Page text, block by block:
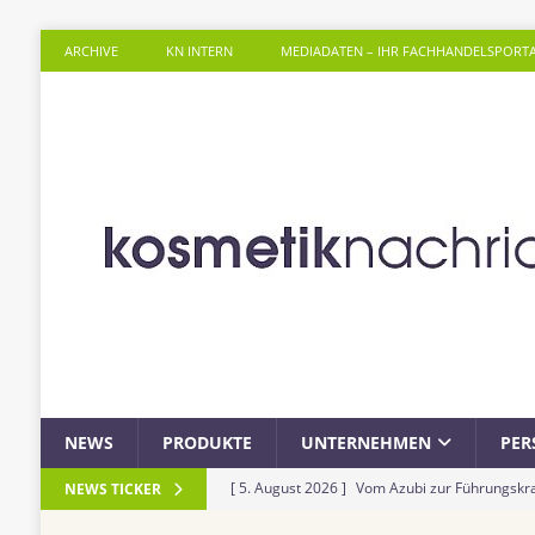
ARCHIVE KN INTERN MEDIADATEN – IHR
NEWS PRODUKTE UNTERNEHMEN
NEWS TICKER [ 5. August 2026 ] Vom Azubi zur